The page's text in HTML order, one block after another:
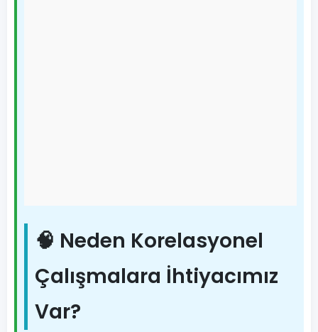
🧠 Neden Korelasyonel
Çalışmalara İhtiyacımız
Var?